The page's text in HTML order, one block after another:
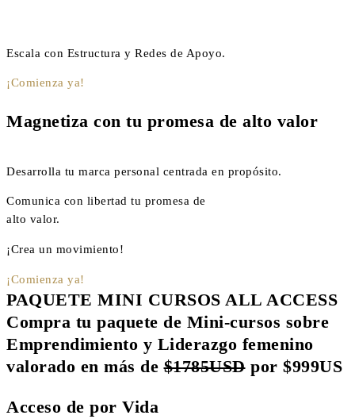
Escala con Estructura y Redes de Apoyo.
¡Comienza ya!
Magnetiza con tu promesa de alto valor
Desarrolla tu marca personal centrada en propósito.
Comunica con libertad tu promesa de
alto valor.
¡Crea un movimiento!
¡Comienza ya!
PAQUETE MINI CURSOS ALL ACCESS
Compra tu paquete de Mini-cursos sobre
Emprendimiento y Liderazgo femenino
valorado en más de$1785USDpor $999US
Acceso de por Vida